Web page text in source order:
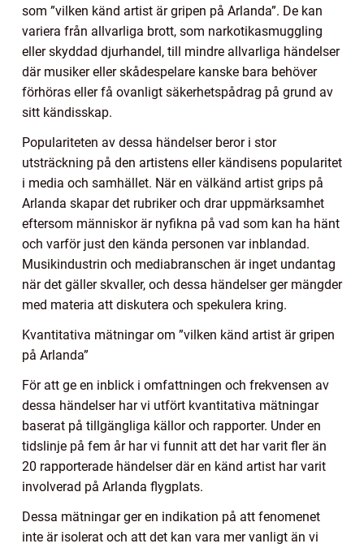
som ”vilken känd artist är gripen på Arlanda”. De kan
variera från allvarliga brott, som narkotikasmuggling
eller skyddad djurhandel, till mindre allvarliga händelser
där musiker eller skådespelare kanske bara behöver
förhöras eller få ovanligt säkerhetspådrag på grund av
sitt kändisskap.
Populariteten av dessa händelser beror i stor
utsträckning på den artistens eller kändisens popularitet
i media och samhället. När en välkänd artist grips på
Arlanda skapar det rubriker och drar uppmärksamhet
eftersom människor är nyfikna på vad som kan ha hänt
och varför just den kända personen var inblandad.
Musikindustrin och mediabranschen är inget undantag
när det gäller skvaller, och dessa händelser ger mängder
med materia att diskutera och spekulera kring.
Kvantitativa mätningar om ”vilken känd artist är gripen
på Arlanda”
För att ge en inblick i omfattningen och frekvensen av
dessa händelser har vi utfört kvantitativa mätningar
baserat på tillgängliga källor och rapporter. Under en
tidslinje på fem år har vi funnit att det har varit fler än
20 rapporterade händelser där en känd artist har varit
involverad på Arlanda flygplats.
Dessa mätningar ger en indikation på att fenomenet
inte är isolerat och att det kan vara mer vanligt än vi